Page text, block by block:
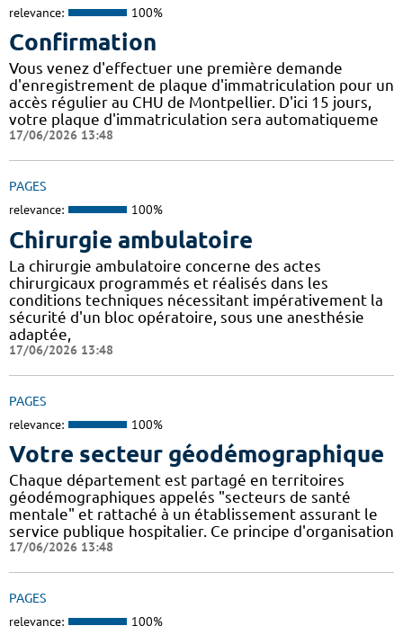
relevance: 100%
Confirmation
Vous venez d'effectuer une première demande
d'enregistrement de plaque d'immatriculation pour un
accès régulier au CHU de Montpellier. D'ici 15 jours,
votre plaque d'immatriculation sera automatiqueme
17/06/2026 13:48
PAGES
relevance: 100%
Chirurgie ambulatoire
La chirurgie ambulatoire concerne des actes
chirurgicaux programmés et réalisés dans les
conditions techniques nécessitant impérativement la
sécurité d'un bloc opératoire, sous une anesthésie
adaptée,
17/06/2026 13:48
PAGES
relevance: 100%
Votre secteur géodémographique
Chaque département est partagé en territoires
géodémographiques appelés "secteurs de santé
mentale" et rattaché à un établissement assurant le
service publique hospitalier. Ce principe d'organisation
17/06/2026 13:48
PAGES
relevance: 100%